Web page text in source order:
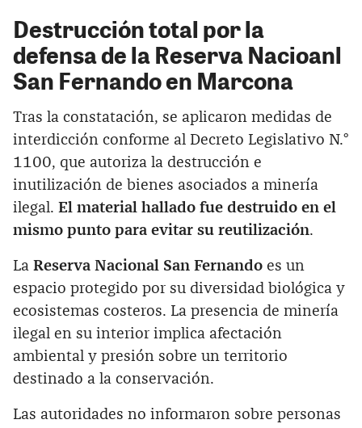
Destrucción total por la
defensa de la Reserva Nacioanl
San Fernando en Marcona
Tras la constatación, se aplicaron medidas de
interdicción conforme al Decreto Legislativo N.°
1100, que autoriza la destrucción e
inutilización de bienes asociados a minería
ilegal. El material hallado fue destruido en el
mismo punto para evitar su reutilización.
La Reserva Nacional San Fernando es un
espacio protegido por su diversidad biológica y
ecosistemas costeros. La presencia de minería
ilegal en su interior implica afectación
ambiental y presión sobre un territorio
destinado a la conservación.
Las autoridades no informaron sobre personas